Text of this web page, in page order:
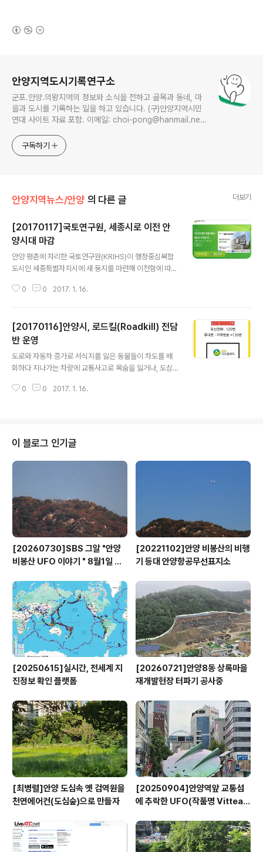
안양지역도시기록연구소
군포.안양.의왕지역의 정보와 소식을 전하고 골목과 동네, 마
을과 도시를 기록하는 일을 하고 있습니다. (구)안양지역시민
연대 사이트 자료 포함. 이메일: choi-pong@hanmail.net
구독하기
안양지역뉴스/안양 의 다른 글 더보기
[20170117]국토연구원, 세종시로 이전 안
양시대 마감
안양 평촌에 자리한 국토연구원(KRIHS)이 행정중심복합
도시인 세종특별자치시에 새 둥지를 마련해 이전함에 따라
촌을 떠나게 됐다. 국토연구원은 홈페이지 공지를 통해 정
전 작업을 실시한다고 밝혔다. 국토연구원은 1978년 설립
돼 국토의 효율적인 이용과 개발, 보전에 관한 정책을 종합
적으로 연구함으로써 국토의 균형발전과 국민 생활의 질
향상에 기여하기 위한 목적으로 설립된 국책연구기관으로
그동안 우리나라 국토발전의 기본이 되는 국토종합계획 수
립을 비롯해 200만 호 주택건설계획, 신도시 개발, 국가간
0 0 2017. 1. 16.
[20170116]안양시, 로드킬(Roadkill) 전담
반 운영
도로와 자동차 증가로 서식지를 잃은 동물들이 차도를 배
회하다 지나가는 차량에 교통사고로 목숨을 잃거나, 도심
서 거리에서 목숨을 잃는 '로드킬(Road Kill)' 사건이 늘어
신고를 받은 시·구청 당직실과 연계해 이뤄지며, 수거된 사
체는 소각 처리된다. 로드킬 전담반은 총 12명으로 2인 1
조로 하루씩 교대 근무한다. 평일인 월∼목요일은 오후 6시
날 오전 6시 또는 9시까지 각각..
0 0 2017. 1. 16.
이 블로그 인기글
[20260730]SBS 그알 "안양
비봉산 UFO 이야기 " 8월1일 방
[20221102]안양 비봉산의 비행
기 등대 안양항공무선표지소
[20250615]실시간, 전세계 지
진정보 확인 플랫폼
[20260721]안양8동 상록마을
재개발현장 터파기 공사중
[최병렬]안양 도심속 옛 검역원을
천연에어컨(도심숲)으로 만들자
[20250904]안양역앞 교통섬
에 추락한 UFO(작품명 Vitteau